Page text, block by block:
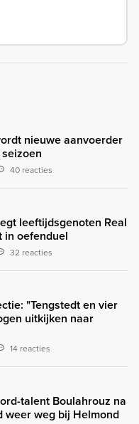
nieuwe aanvoerder
40 reacties
leeftijdsgenoten Real
in oefenduel
32 reacties
"Tengstedt en vier
uitkijken naar
14 reacties
talent Boulahrouz na
weer weg bij Helmond